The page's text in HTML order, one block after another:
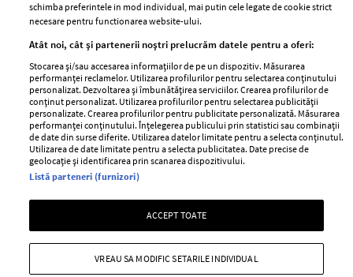
GSP
Unica
Baby
Retete
femei
Viva
Avantaje
Retete practice
Pariază responsabil! Decizia ONJN nr. 821/25.09.2025.
Jocurile de noroc sunt interzise minorilor.
Copyright © 2026 Ringier Romania SRL
schimba preferintele in mod individual, mai putin cele legate de cookie strict
necesare pentru functionarea website-ului.
Atât noi, cât și partenerii noștri prelucrăm datele pentru a oferi:
Stocarea și/sau accesarea informațiilor de pe un dispozitiv. Măsurarea
performanței reclamelor. Utilizarea profilurilor pentru selectarea conținutului
personalizat. Dezvoltarea și îmbunătățirea serviciilor. Crearea profilurilor de
conținut personalizat. Utilizarea profilurilor pentru selectarea publicității
personalizate. Crearea profilurilor pentru publicitate personalizată. Măsurarea
performanței conținutului. Înțelegerea publicului prin statistici sau combinații
de date din surse diferite. Utilizarea datelor limitate pentru a selecta conținutul.
Utilizarea de date limitate pentru a selecta publicitatea. Date precise de
geolocație și identificarea prin scanarea dispozitivului.
Listă parteneri (furnizori)
ACCEPT TOATE
VREAU SA MODIFIC SETARILE INDIVIDUAL